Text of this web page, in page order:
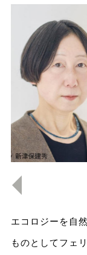
エコロジーを自
ものとしてフェ